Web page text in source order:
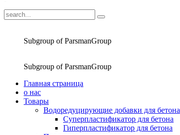
Subgroup of ParsmanGroup
Subgroup of ParsmanGroup
Главная страница
о нас
Товары
Водоредуцирующие добавки для бетона
Суперпластификатор для бетона
Гиперпластификатор для бетона